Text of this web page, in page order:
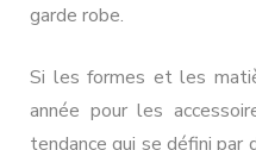
garde robe.
Si les formes et les
année pour les
tendance qui se défini par